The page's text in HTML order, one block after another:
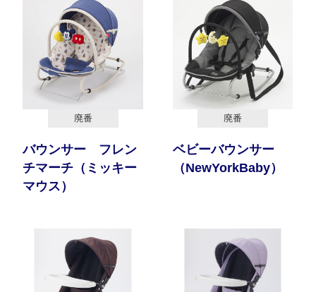
廃番
バウンサー フレン
チマーチ（ミッキー
マウス）
廃番
ベビーバウンサー
（NewYorkBaby）